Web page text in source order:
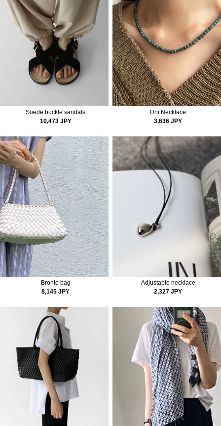
Suede buckle sandals
10,473 JPY
Uni Necklace
3,636 JPY
Bronte bag
8,145 JPY
Adjustable necklace
2,327 JPY